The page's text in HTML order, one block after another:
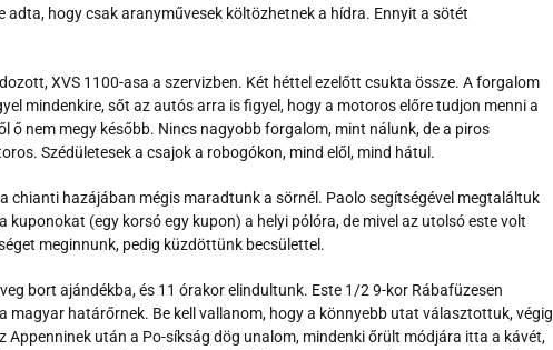
hogy csak aranyművesek költözhetnek a hídra. Ennyit a sötét
XVS 1100-asa a szervizben. Két héttel ezelőtt csukta össze. A forgalom
mindenkire, sőt az autós arra is figyel, hogy a motoros előre tudjon menni a
ő nem megy később. Nincs nagyobb forgalom, mint nálunk, de a piros
Szédületesek a csajok a robogókon, mind elől, mind hátul.
chianti hazájában mégis maradtunk a sörnél. Paolo segítségével megtaláltuk
(egy korsó egy kupon) a helyi pólóra, de mivel az utolsó este volt
meginnunk, pedig küzdöttünk becsülettel.
bort ajándékba, és 11 órakor elindultunk. Este 1/2 9-kor Rábafüzesen
magyar határőrnek. Be kell vallanom, hogy a könnyebb utat választottuk, végig
után a Po-síkság dög unalom, mindenki őrült módjára itta a kávét,